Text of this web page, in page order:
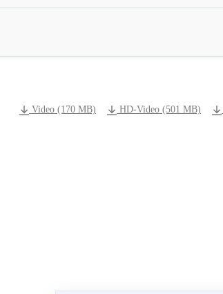
Video (170 MB) HD-Video (501 MB)